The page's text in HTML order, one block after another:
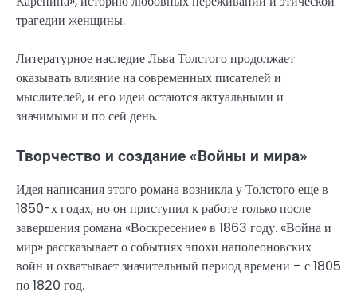
трагедии женщины.
Литературное наследие Льва Толстого продолжает
оказывать влияние на современных писателей и
мыслителей, и его идеи остаются актуальными и
значимыми и по сей день.
Творчество и создание «Войны и мира»
Идея написания этого романа возникла у Толстого еще в
1850-х годах, но он приступил к работе только после
завершения романа «Воскресение» в 1863 году. «Война и
мир» рассказывает о событиях эпохи наполеоновских
войн и охватывает значительный период времени – с 1805
по 1820 год.